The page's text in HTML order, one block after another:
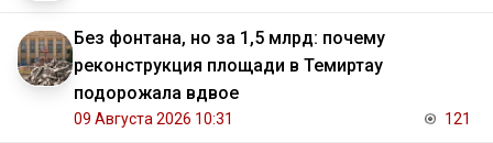
Без фонтана, но за 1,5 млрд: почему
реконструкция площади в Темиртау
подорожала вдвое
09 Августа 2026 10:31 121